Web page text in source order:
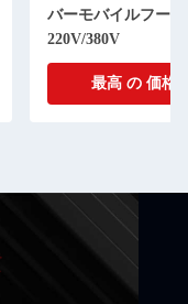
バーモバイルフー
220V/380V
最高 の 価格